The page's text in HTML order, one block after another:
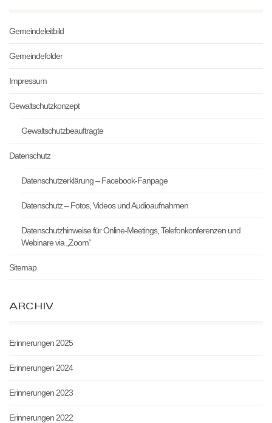
Gemeindeleitbild
Gemeindefolder
Impressum
Gewaltschutzkonzept
Gewaltschutzbeauftragte
Datenschutz
Datenschutzerklärung – Facebook-Fanpage
Datenschutz – Fotos, Videos und Audioaufnahmen
Datenschutzhinweise für Online-Meetings, Telefonkonferenzen und
Webinare via „Zoom“
Sitemap
ARCHIV
Erinnerungen 2025
Erinnerungen 2024
Erinnerungen 2023
Erinnerungen 2022